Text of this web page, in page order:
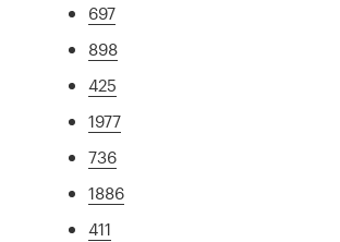
697
898
425
1977
736
1886
411